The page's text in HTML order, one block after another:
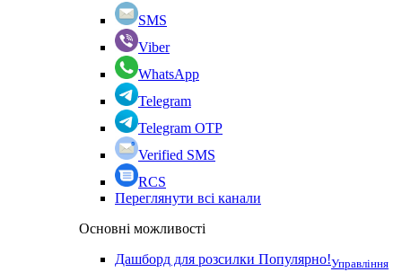
SMS
Viber
WhatsApp
Telegram
Telegram OTP
Verified SMS
RCS
Переглянути всі канали
Основні можливості
Дашборд для розсилки Популярно!Управління